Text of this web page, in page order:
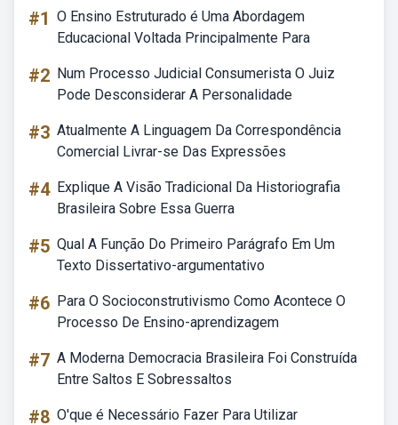
#1 O Ensino Estruturado é Uma Abordagem
Educacional Voltada Principalmente Para
#2 Num Processo Judicial Consumerista O Juiz
Pode Desconsiderar A Personalidade
#3 Atualmente A Linguagem Da Correspondência
Comercial Livrar-se Das Expressões
#4 Explique A Visão Tradicional Da Historiografia
Brasileira Sobre Essa Guerra
#5 Qual A Função Do Primeiro Parágrafo Em Um
Texto Dissertativo-argumentativo
#6 Para O Socioconstrutivismo Como Acontece O
Processo De Ensino-aprendizagem
#7 A Moderna Democracia Brasileira Foi Construída
Entre Saltos E Sobressaltos
#8 O'que é Necessário Fazer Para Utilizar